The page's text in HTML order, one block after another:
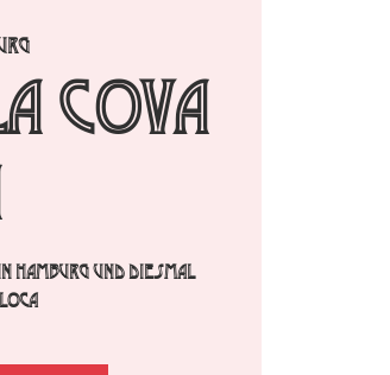
COVA
Hamburg und diesmal